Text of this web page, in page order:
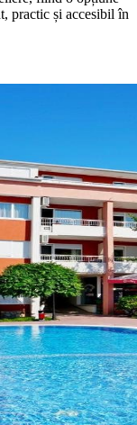
practic și accesibil în